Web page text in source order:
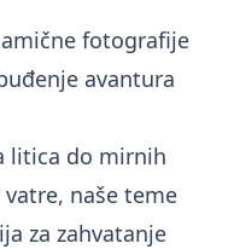
fotografije
avantura
litica do mirnih
naše teme
za zahvatanje